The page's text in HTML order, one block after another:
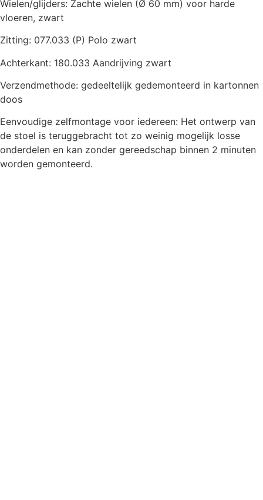
Wielen/glijders: Zachte wielen (Ø 60 mm) voor harde
vloeren, zwart
Zitting: 077.033 (P) Polo zwart
Achterkant: 180.033 Aandrijving zwart
Verzendmethode: gedeeltelijk gedemonteerd in kartonnen
doos
Eenvoudige zelfmontage voor iedereen: Het ontwerp van
de stoel is teruggebracht tot zo weinig mogelijk losse
onderdelen en kan zonder gereedschap binnen 2 minuten
worden gemonteerd.